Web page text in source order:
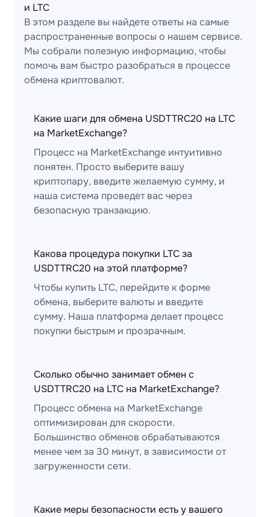
и LTC
В этом разделе вы найдете ответы на самые
распространенные вопросы о нашем сервисе.
Мы собрали полезную информацию, чтобы
помочь вам быстро разобраться в процессе
обмена криптовалют.
Какие шаги для обмена USDTTRC20 на LTC
на MarketExchange?
Процесс на MarketExchange интуитивно
понятен. Просто выберите вашу
криптопару, введите желаемую сумму, и
наша система проведет вас через
безопасную транзакцию.
Какова процедура покупки LTC за
USDTTRC20 на этой платформе?
Чтобы купить LTC, перейдите к форме
обмена, выберите валюты и введите
сумму. Наша платформа делает процесс
покупки быстрым и прозрачным.
Сколько обычно занимает обмен с
USDTTRC20 на LTC на MarketExchange?
Процесс обмена на MarketExchange
оптимизирован для скорости.
Большинство обменов обрабатываются
менее чем за 30 минут, в зависимости от
загруженности сети.
Какие меры безопасности есть у вашего